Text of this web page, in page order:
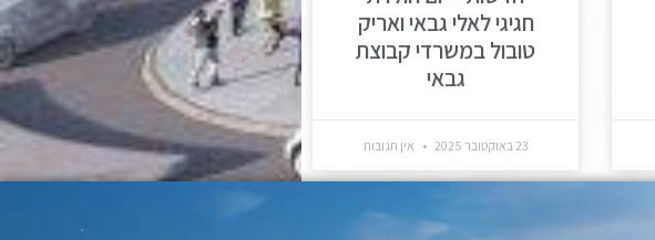
חגיגי לאלי גבאי ואריק
טובול במשרדי קבוצת
גבאי
23 באוקטובר 2025 אין תגובות